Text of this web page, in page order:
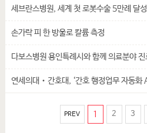
세브란스병원, 세계 첫 로봇수술 5만례 달성
손가락 피 한 방울로 칼륨 측정
다보스병원 용인특례시와 함께 의료분야
연세의대‧간호대, ‘간호 행정업무 자동화
PREV 1 2 3